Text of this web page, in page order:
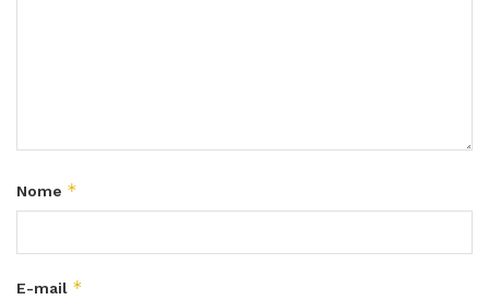
Nome *
E-mail *